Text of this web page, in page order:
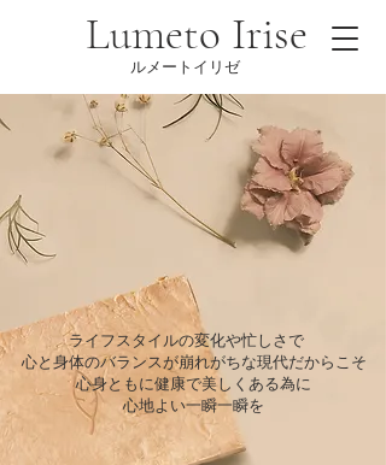
Lumeto Irise
​ルメートイリゼ
ライフスタイルの変化や忙しさで
心と身体のバランスが崩れがちな現代だからこそ
心身ともに健康で美しくある為​に
心地よい一瞬一瞬を